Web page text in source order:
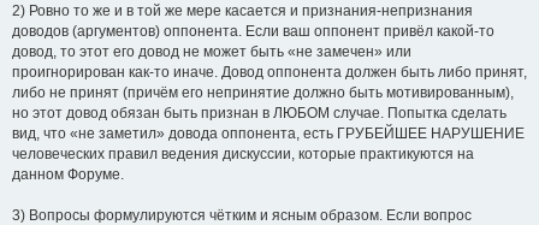
2) Ровно то же и в той же мере касается и признания-непризнания
доводов (аргументов) оппонента. Если ваш оппонент привёл какой-то
довод, то этот его довод не может быть «не замечен» или
проигнорирован как-то иначе. Довод оппонента должен быть либо принят,
либо не принят (причём его непринятие должно быть мотивированным),
но этот довод обязан быть признан в ЛЮБОМ случае. Попытка сделать
вид, что «не заметил» довода оппонента, есть ГРУБЕЙШЕЕ НАРУШЕНИЕ
человеческих правил ведения дискуссии, которые практикуются на
данном Форуме.
3) Вопросы формулируются чётким и ясным образом. Если вопрос